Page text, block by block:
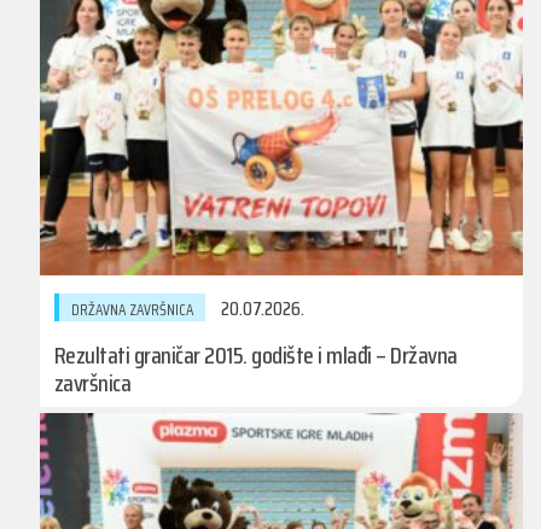
DRŽAVNA ZAVRŠNICA 20.07.2026.
Rezultati graničar 2015. godište i mlađi – Državna
završnica